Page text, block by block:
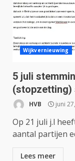
Wijkvernieuwing
5 juli
(stopzetting)
HVB juni
Op 21 juli j.l
aantal partijen
Lees meer